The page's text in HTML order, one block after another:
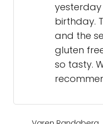
birthday.
and the
gluten
so tasty.